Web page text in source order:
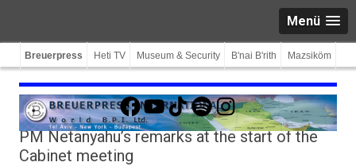
Menü
Breuerpress Heti TV Museum & Security B'nai B'rith Mazsiköm
Facebook
YouTube
TikTokSpotifyInstagram
PM Netanyahu’s remarks at the start of the
Cabinet meeting